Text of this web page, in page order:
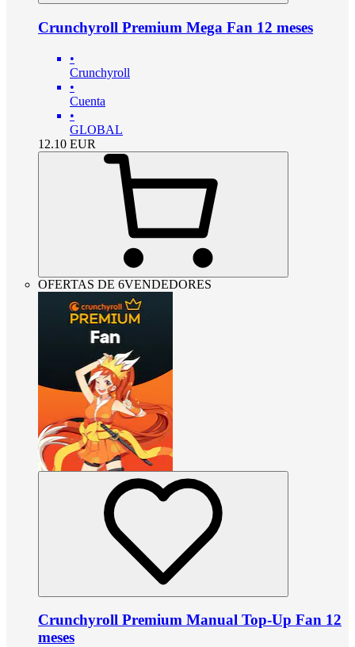
Crunchyroll Premium Mega Fan 12 meses
•
Crunchyroll
•
Cuenta
•
GLOBAL
12.10 EUR
OFERTAS DE 6VENDEDORES
Crunchyroll Premium Manual Top-Up Fan 12
meses